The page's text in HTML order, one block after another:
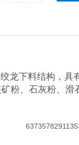
龙下料结构，具
粉、石灰粉、